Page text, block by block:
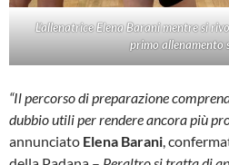
L’allenatrice Elena Barani mentre si
primo allenamento
“Il percorso di preparazione
dubbio utili per rendere ancora più
annunciato Elena Barani,